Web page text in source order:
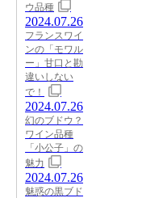
ウ品種
2024.07.26
フランスワイ
ンの「モワル
ー」甘口と勘
違いしない
で！
2024.07.26
幻のブドウ？
ワイン品種
「小公子」の
魅力
2024.07.26
魅惑の黒ブド